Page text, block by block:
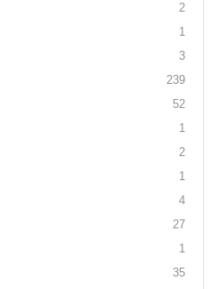
2
1
3
239
52
1
2
1
4
27
1
35